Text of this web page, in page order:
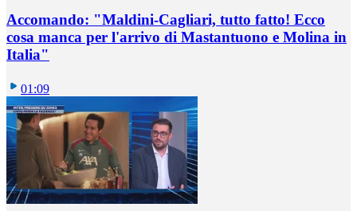
Accomando: "Maldini-Cagliari, tutto fatto! Ecco
cosa manca per l'arrivo di Mastantuono e Molina in
Italia"
01:09